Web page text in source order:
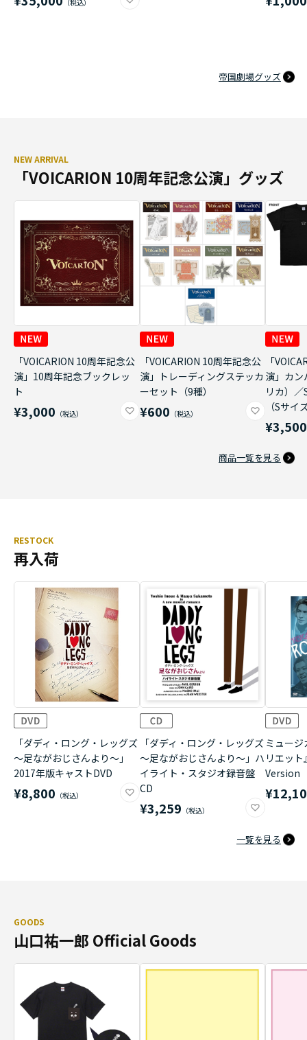
帝国劇場グッズ
NEW ARRIVAL
「VOICARION 10周年記念公演」グッズ
「VOICARION 10周年記念公
演」10周年記念ブックレッ
ト
¥3,000
「VOICARION 10周年記念公
演」トレーディングステッカ
ーセット（9種）
¥600
「
演」カ
リカ）
（Sサイ
¥3,500
商品一覧を見る
RESTOCK
再入荷
「ダディ・ロング・レッグズ
～足ながおじさんより～」
2017年版キャストDVD
¥8,800
「ダディ・ロング・レッグズ
～足ながおじさんより～」ハ
イライト・スタジオ録音盤
CD
¥3,259
ミュー
リエッ
Version
一覧を見る
GOODS
山口祐一郎 Official Goods